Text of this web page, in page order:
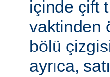
içinde çift
vaktinden
bölü
ayrıca,